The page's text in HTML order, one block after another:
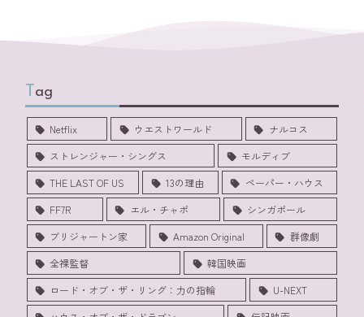
Tag
Netflix ウエストワールド
ナルコス
ストレンジャー・シングス
モルディブ
THE LAST OF US
13の理由
ペーパー・ハウス
FF7R
エル・チャポ
シンガポール
ブリジャートン家
Amazon Original
群像劇
全裸監督
韓国映画
ロード・オブ・ザ・リング：力の指輪
U-NEXT